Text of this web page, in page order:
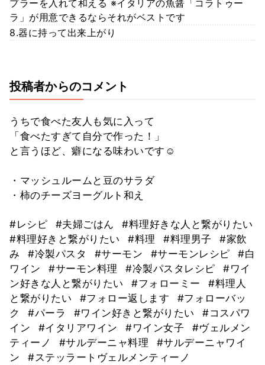
プラーを入れて和える ※イタリアの魚醤「コラトゥー
ラ」が用意できるならそれがベストです
8.器に持って出来上がり
投稿者からのコメント
うちで食べた友人も気に入って
「食べたすぎて自分で作った！」
と言うほど、癖になる味わいです☺️
・マッシュルームと豆のサラダ
・柿のチーズヨーグルト和え
#レシピ #夫婦ごはん
#料理好きな人と繋がりたい
#料理好きと繋がりたい
#料理 #料理男子
#家飲
み
#冷製パスタ #サーモン #サーモンレシピ
#白
ワイン
#サーモン料理 #冷製パスタレシピ
#ワイ
ン好きな人と繋がりたい
#フォローミー
#料理人
と繋がりたい
#フォロー返します
#フォローバッ
ク
#パーラ #ワイン好きと繋がりたい
#コスパワ
イン
#イタリアワイン #ワイン女子
#ヴェルメン
ティーノ
#サルデーニャ料理
#サルデーニャワイ
ン
#ステッラートヴェルメンティーノ